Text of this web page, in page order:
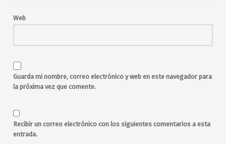
Web
Guarda mi nombre, correo electrónico y web en este navegador para
la próxima vez que comente.
Recibir un correo electrónico con los siguientes comentarios a esta
entrada.